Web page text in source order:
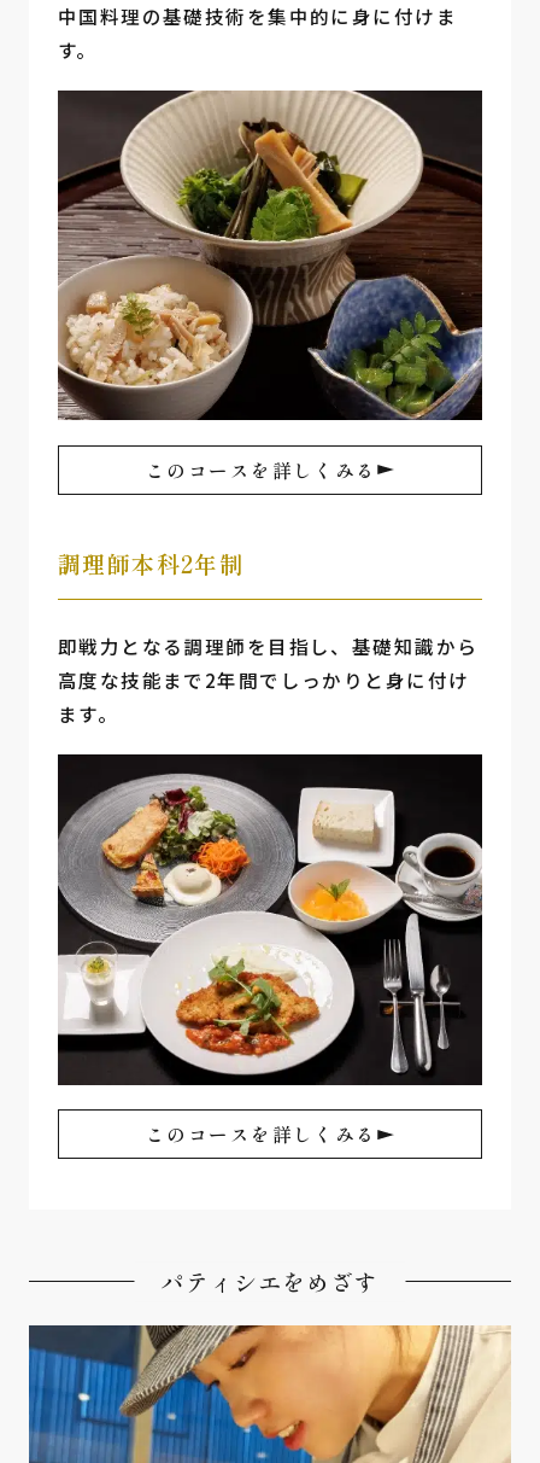
中国料理の基礎技術を集中的に身に付けま
す。
このコースを詳しくみる
調理師本科2年制
即戦力となる調理師を目指し、基礎知識から
高度な技能まで2年間でしっかりと身に付け
ます。
このコースを詳しくみる
パティシエをめざす